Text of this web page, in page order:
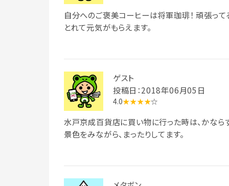
自分へのご褒美コーヒーは将軍珈琲！ 頑張っ
とれて元気がもらえます。
ゲスト
投稿日：2018年06月05日
4.0★★★★☆
水戸京成百貨店に買い物に行った時は、かなら
景色をみながら、まったりしてます。